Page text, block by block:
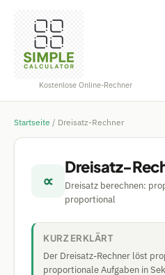
Kostenlose Online-Rechner
Startseite / Dreisatz-Rechner
∝
Dreisatz-
Dreisatz berechnen:
proportional
KURZ ERKLÄRT
Der Dreisatz-Rechner löst
proportionale Aufgaben in